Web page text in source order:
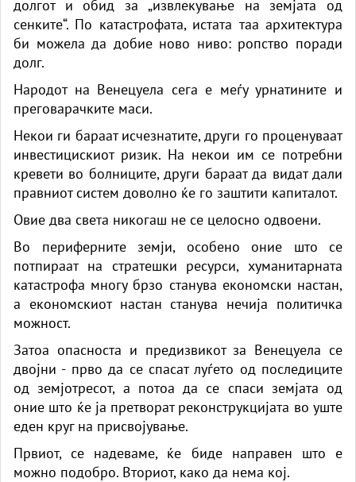
долгот и обид за „извлекување на земјата од
сенките“. По катастрофата, истата таа архитектура
би можела да добие ново ниво: ропство поради
долг.
Народот на Венецуела сега е меѓу урнатините и
преговарачките маси.
Некои ги бараат исчезнатите, други го проценуваат
инвестицискиот ризик. На некои им се потребни
кревети во болниците, други бараат да видат дали
правниот систем доволно ќе го заштити капиталот.
Овие два света никогаш не се целосно одвоени.
Во периферните земји, особено оние што се
потпираат на стратешки ресурси, хуманитарната
катастрофа многу брзо станува економски настан,
а економскиот настан станува нечија политичка
можност.
Затоа опасноста и предизвикот за Венецуела се
двојни - прво да се спасат луѓето од последиците
од земјотресот, а потоа да се спаси земјата од
оние што ќе ја претворат реконструкцијата во уште
еден круг на присвојување.
Првиот, се надеваме, ќе биде направен што е
можно подобро. Вториот, како да нема кој.